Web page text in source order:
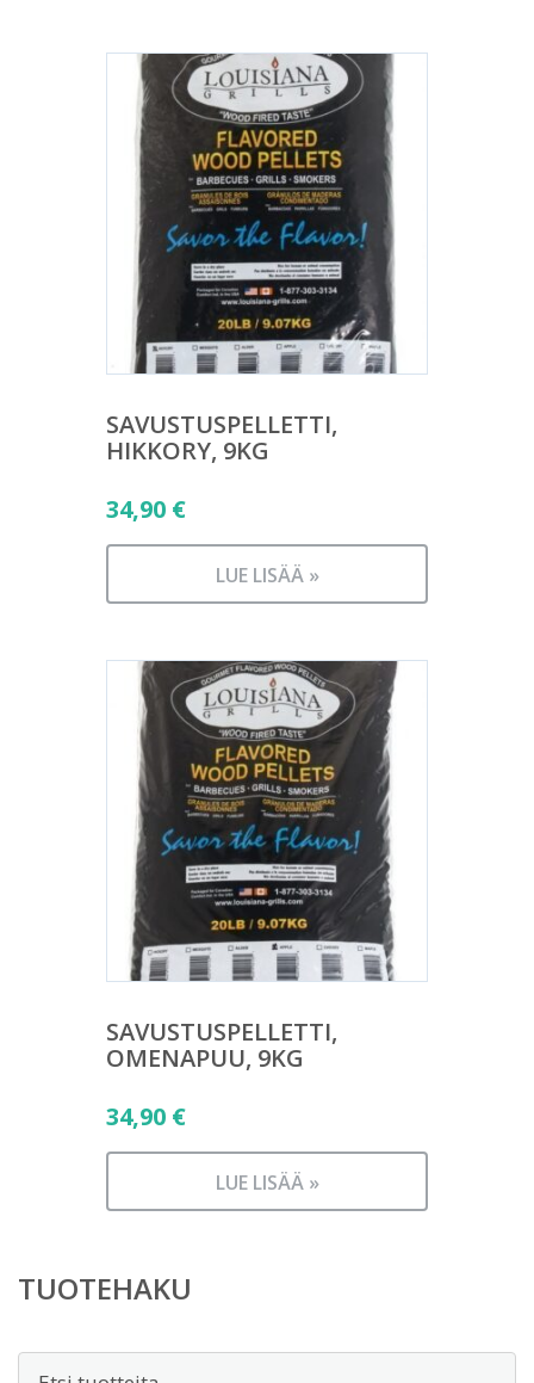
SAVUSTUSPELLETTI,
HIKKORY, 9KG
34,90 €
LUE LISÄÄ »
SAVUSTUSPELLETTI,
OMENAPUU, 9KG
34,90 €
LUE LISÄÄ »
TUOTEHAKU